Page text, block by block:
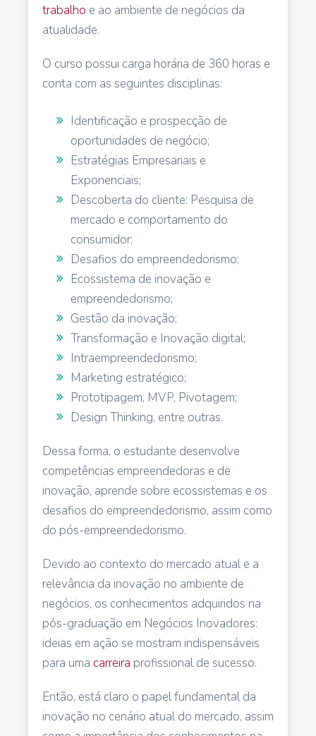
trabalho e ao ambiente de negócios da
atualidade.
O curso possui carga horária de 360 horas e
conta com as seguintes disciplinas:
Identificação e prospecção de
oportunidades de negócio;
Estratégias Empresariais e
Exponenciais;
Descoberta do cliente: Pesquisa de
mercado e comportamento do
consumidor;
Desafios do empreendedorismo;
Ecossistema de inovação e
empreendedorismo;
Gestão da inovação;
Transformação e Inovação digital;
Intraempreendedorismo;
Marketing estratégico;
Prototipagem, MVP, Pivotagem;
Design Thinking, entre outras.
Dessa forma, o estudante desenvolve
competências empreendedoras e de
inovação, aprende sobre ecossistemas e os
desafios do empreendedorismo, assim como
do pós-empreendedorismo.
Devido ao contexto do mercado atual e a
relevância da inovação no ambiente de
negócios, os conhecimentos adquiridos na
pós-graduação em Negócios Inovadores:
ideias em ação se mostram indispensáveis
para uma carreira profissional de sucesso.
Então, está claro o papel fundamental da
inovação no cenário atual do mercado, assim